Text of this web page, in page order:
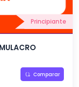
Principiante
Comparar